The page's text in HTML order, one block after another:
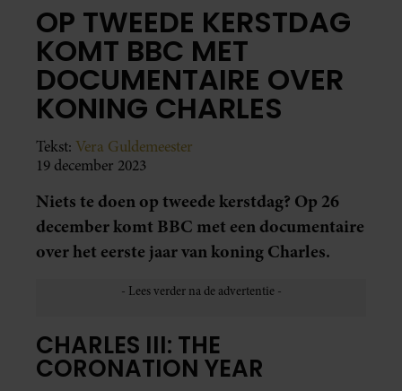
OP TWEEDE KERSTDAG
KOMT BBC MET
DOCUMENTAIRE OVER
KONING CHARLES
Tekst: Vera Guldemeester
19 december 2023
Niets te doen op tweede kerstdag? Op 26
december komt BBC met een documentaire
over het eerste jaar van koning Charles.
CHARLES III: THE
CORONATION YEAR